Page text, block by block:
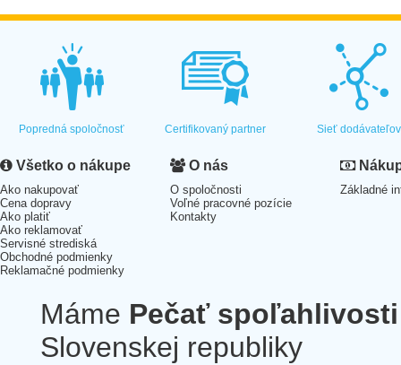
Popredná spoločnosť Certifikovaný partner Sieť dodávateľov
Všetko o nákupe
Ako nakupovať
Cena dopravy
Ako platiť
Ako reklamovať
Servisné strediská
Obchodné podmienky
Reklamačné podmienky
O nás
O spoločnosti
Voľné pracovné pozície
Kontakty
Základné
Máme Pečať spoľahlivosti
Slovenskej republiky